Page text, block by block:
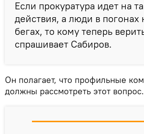
Если прокуратура идет на
действия, а люди в погонах
бегах, то кому теперь
спрашивает Сабиров.
Он полагает, что профильные
должны рассмотреть этот вопрос.